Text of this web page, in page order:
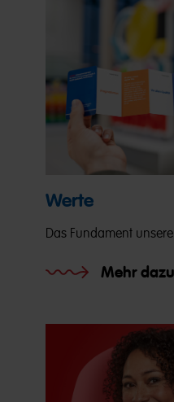
Werte
Das Fundament
Mehr dazu